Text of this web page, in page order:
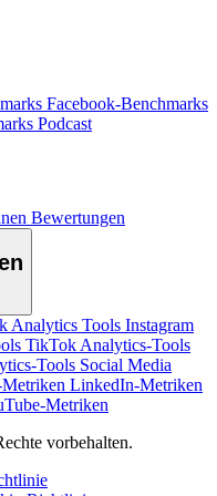
Facebook-Benchmarks
Podcast
Bewertungen
Analytics Tools Instagram
TikTok Analytics-Tools
Tools Social Media
LinkedIn-Metriken
Metriken
vorbehalten.